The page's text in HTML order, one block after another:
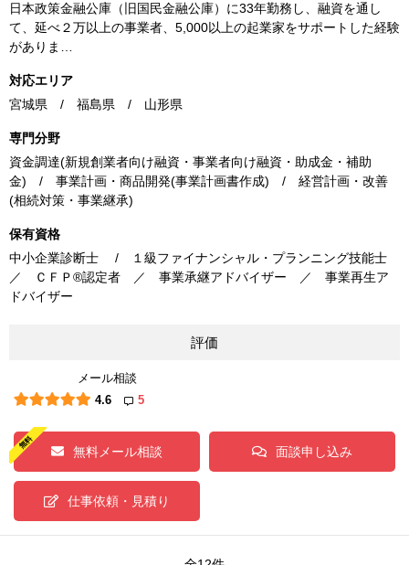
日本政策金融公庫（旧国民金融公庫）に33年勤務し、融資を通し
て、延べ２万以上の事業者、5,000以上の起業家をサポートした経験
がありま…
対応エリア
宮城県 / 福島県 / 山形県
専門分野
資金調達(新規創業者向け融資・事業者向け融資・助成金・補助
金) / 事業計画・商品開発(事業計画書作成) / 経営計画・改善
(相続対策・事業継承)
保有資格
中小企業診断士 / １級ファイナンシャル・プランニング技能士
／ ＣＦＰ®認定者 ／ 事業承継アドバイザー ／ 事業再生ア
ドバイザー
評価
メール相談
4.6
5
無料メール相談 面談申し込み
仕事依頼・見積り